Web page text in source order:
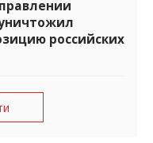
российских